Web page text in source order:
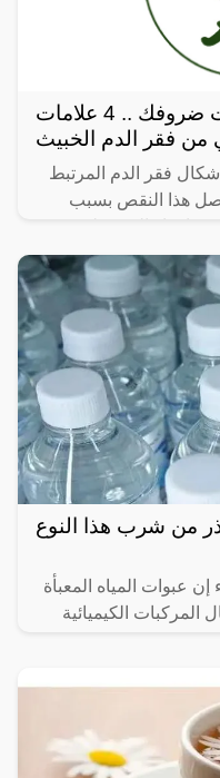
لا تتجاهلها إطلاقاً مهما كانت ضروفك .. 4 علامات
من فقر الدم الخبيث
فقر الدم المرتبط
12″، حيث يحصل هذا النقص بسبب
من شرب هذا النوع
إن عبوات المياه المعبأة
المركبات الكيميائية